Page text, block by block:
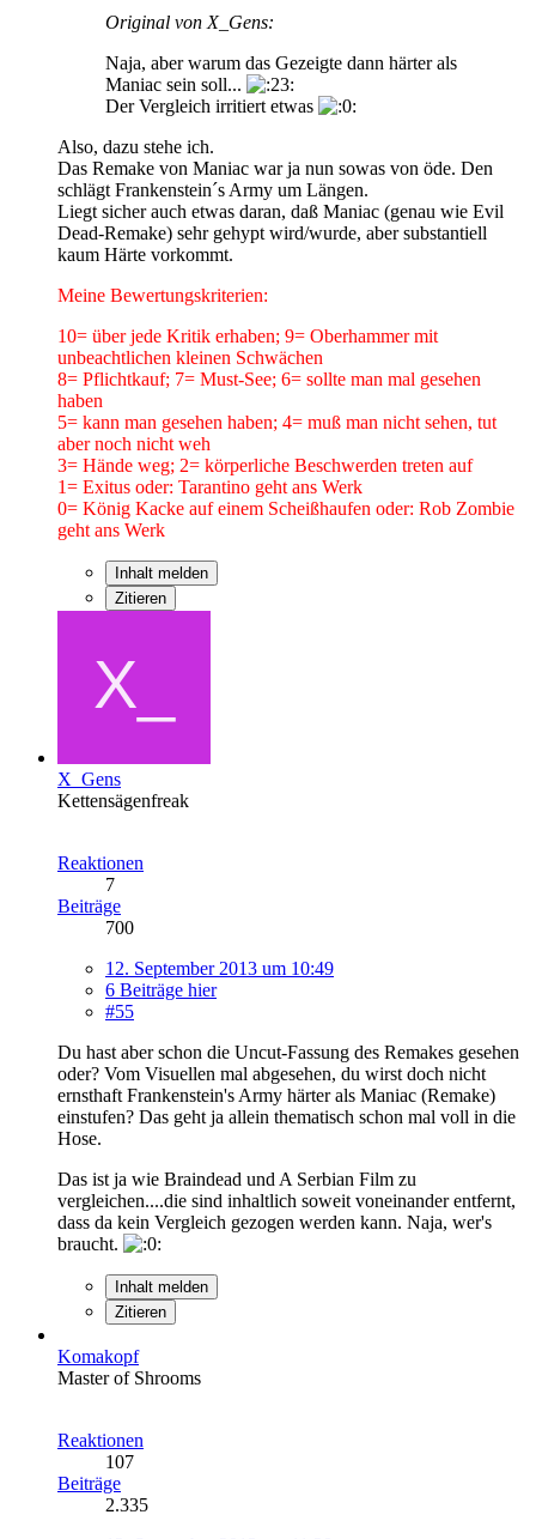
Original von X_Gens:
Naja, aber warum das Gezeigte dann härter als
Maniac sein soll...
Der Vergleich irritiert etwas
Also, dazu stehe ich.
Das Remake von Maniac war ja nun sowas von öde. Den
schlägt Frankenstein´s Army um Längen.
Liegt sicher auch etwas daran, daß Maniac (genau wie Evil
Dead-Remake) sehr gehypt wird/wurde, aber substantiell
kaum Härte vorkommt.
Meine Bewertungskriterien:
10= über jede Kritik erhaben; 9= Oberhammer mit
unbeachtlichen kleinen Schwächen
8= Pflichtkauf; 7= Must-See; 6= sollte man mal gesehen
haben
5= kann man gesehen haben; 4= muß man nicht sehen, tut
aber noch nicht weh
3= Hände weg; 2= körperliche Beschwerden treten auf
1= Exitus oder: Tarantino geht ans Werk
0= König Kacke auf einem Scheißhaufen oder: Rob Zombie
geht ans Werk
Inhalt melden
Zitieren
X_Gens
Kettensägenfreak
Reaktionen
7
Beiträge
700
12. September 2013 um 10:49
6 Beiträge hier
#55
Du hast aber schon die Uncut-Fassung des Remakes gesehen
oder? Vom Visuellen mal abgesehen, du wirst doch nicht
ernsthaft Frankenstein's Army härter als Maniac (Remake)
einstufen? Das geht ja allein thematisch schon mal voll in die
Hose.
Das ist ja wie Braindead und A Serbian Film zu
vergleichen....die sind inhaltlich soweit voneinander entfernt,
dass da kein Vergleich gezogen werden kann. Naja, wer's
braucht.
Inhalt melden
Zitieren
Komakopf
Master of Shrooms
Reaktionen
107
Beiträge
2.335